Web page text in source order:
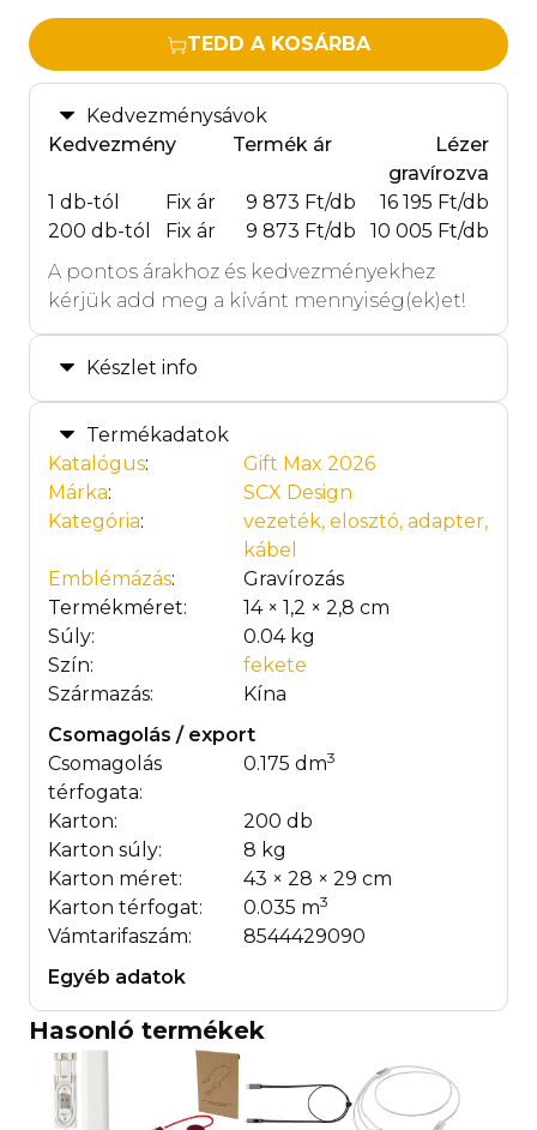
TEDD A KOSÁRBA
Kedvezménysávok
Kedvezmény
Termék ár
Lézer
gravírozva
1 db-tól
Fix ár 9 873 Ft/db
16 195 Ft/db
200 db-tól
Fix ár 9 873 Ft/db
10 005 Ft/db
A pontos árakhoz és kedvezményekhez
kérjük add meg a kívánt mennyiség(ek)et!
Készlet info
Termékadatok
Katalógus:
Gift Max 2026
Márka:
SCX Design
Kategória:
vezeték, elosztó, adapter,
kábel
Emblémázás:
Gravírozás
Termékméret:
14 × 1,2 × 2,8 cm
Súly:
0.04 kg
Szín:
fekete
Származás:
Kína
Csomagolás / export
Csomagolás
térfogata:
0.175 dm3
Karton:
200 db
Karton súly:
8 kg
Karton méret:
43 × 28 × 29 cm
Karton térfogat:
0.035 m3
Vámtarifaszám:
8544429090
Egyéb adatok
Hasonló termékek